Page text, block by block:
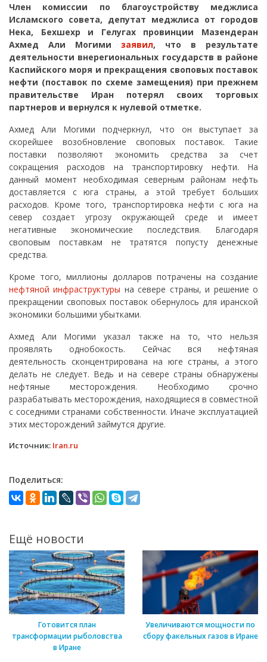
Член комиссии по благоустройству меджлиса
Исламского совета, депутат меджлиса от городов
Нека, Бехшехр и Гелугах провинции Мазендеран
Ахмед Али Могими заявил, что в результате
деятельности внерегиональных государств в районе
Каспийского моря и прекращения своповых поставок
нефти (поставок по схеме замещения) при прежнем
правительстве Иран потерял своих торговых
партнеров и вернулся к нулевой отметке.
Ахмед Али Могими подчеркнул, что он выступает за
скорейшее возобновление своповых поставок. Такие
поставки позволяют экономить средства за счет
сокращения расходов на транспортировку нефти. На
данный момент необходимая северным районам нефть
доставляется с юга страны, а этой требует больших
расходов. Кроме того, транспортировка нефти с юга на
север создает угрозу окружающей среде и имеет
негативные экономические последствия. Благодаря
своповым поставкам не тратятся попусту денежные
средства.
Кроме того, миллионы долларов потрачены на создание
нефтяной инфраструктуры на севере страны, и решение о
прекращении своповых поставок обернулось для иранской
экономики большими убытками.
Ахмед Али Могими указал также на то, что нельзя
проявлять однобокость. Сейчас вся нефтяная
деятельность сконцентрирована на юге страны, а этого
делать не следует. Ведь и на севере страны обнаружены
нефтяные месторождения. Необходимо срочно
разрабатывать месторождения, находящиеся в совместной
с соседними странами собственности. Иначе эксплуатацией
этих месторождений займутся другие.
Источник: Iran.ru
Поделиться:
Ещё новости
Готовится план
трансформации рыболовства
в Иране
Увеличиваются мощности по
сбору факельных газов в Иране